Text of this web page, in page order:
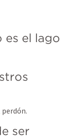
es el lago
ser